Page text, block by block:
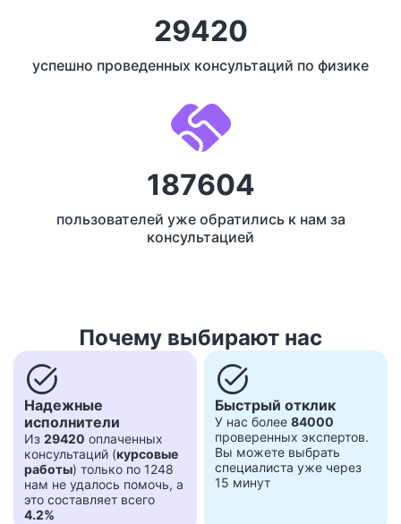
29420
успешно проведенных консультаций по физике
187604
пользователей уже обратились к нам за
консультацией
Почему выбирают нас
task_alt
Надежные
исполнители
Из 29420 оплаченных
консультаций (курсовые
работы) только по 1248
нам не удалось помочь, а
это составляет всего
4.2%
task_alt
Быстрый отклик
У нас более 84000
проверенных экспертов.
Вы можете выбрать
специалиста уже через
15 минут